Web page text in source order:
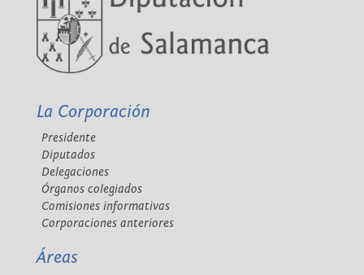
La Corporación
Presidente
Diputados
Delegaciones
Órganos colegiados
Comisiones informativas
Corporaciones anteriores
Áreas